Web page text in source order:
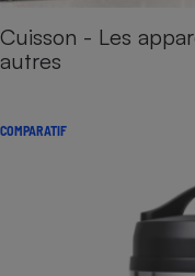
Cuisson - Les
autres
COMPARATIF